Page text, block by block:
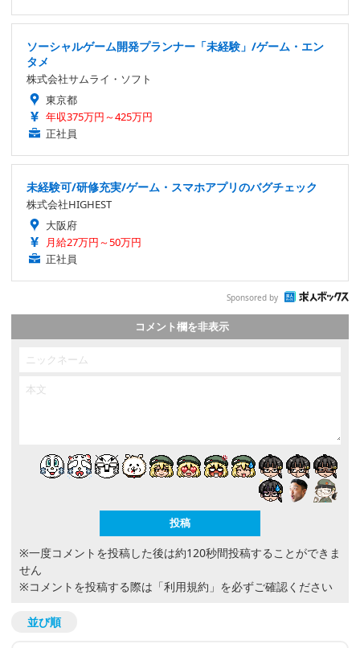
ソーシャルゲーム開発プランナー「未経験」/ゲーム・エン
タメ
株式会社サムライ・ソフト
東京都
年収375万円～425万円
正社員
未経験可/研修充実/ゲーム・スマホアプリのバグチェック
株式会社HIGHEST
大阪府
月給27万円～50万円
正社員
Sponsored by
コメント欄を非表示
※一度コメントを投稿した後は約120秒間投稿することができま
せん
※コメントを投稿する際は 「利用規約」 を必ずご確認ください
並び順